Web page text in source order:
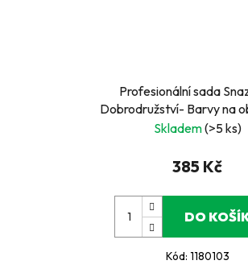
Profesionální sada
Dobrodružství- Barvy na
děti, party a karneval
Skladem(>5 ks)
385 Kč
DO
Kód: 1180103